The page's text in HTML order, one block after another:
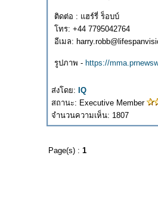
ติดต่อ : แฮร์รี่ ร็อบบ์
โทร: +44 7795042764
อีเมล:
รูปภาพ - https://
ส่งโดย: IQ
สถานะ: Executive Member
จำนวนความเห็น: 1807
Page(s) : 1